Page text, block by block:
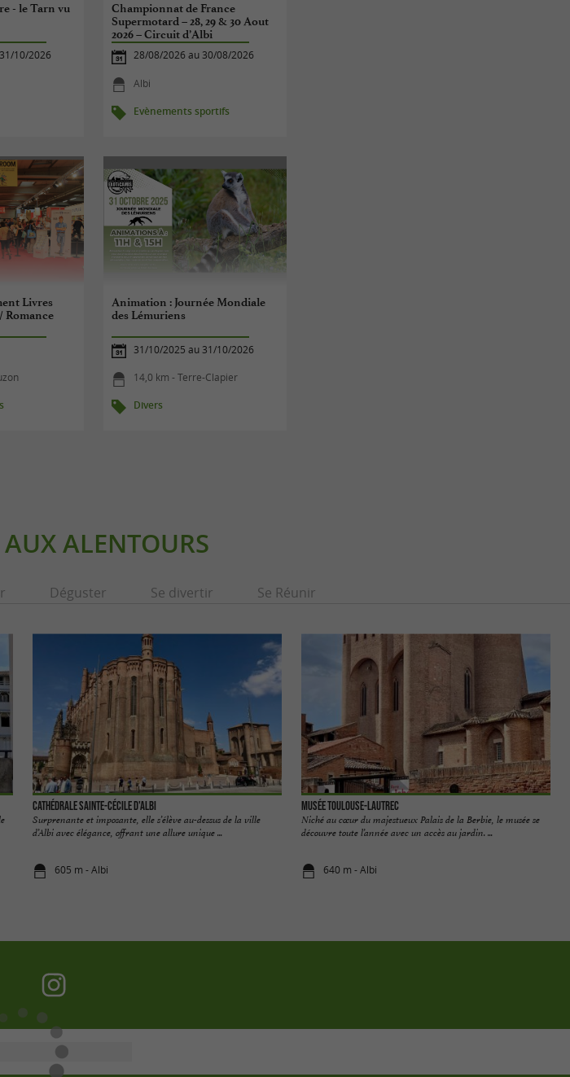
- le Tarn vu
10/2026
Championnat de France
Supermotard – 28, 29 & 30 Aout
2026 – Circuit d’Albi
28/08/2026 au 30/08/2026
Albi
Evènements sportifs
Livres
Romance
Animation : Journée Mondiale
des Lémuriens
31/10/2025 au 31/10/2026
14,0 km - Terre-Clapier
Divers
AUX ALENTOURS
Déguster Se divertir Se Réunir
Cathédrale Sainte-Cécile d'Albi
Surprenante et imposante, elle s’élève au-dessus de la ville
d’Albi avec élégance, offrant une allure unique ...
605 m - Albi
Musée Toulouse-Lautrec
Niché au cœur du majestueux Palais de la Berbie, le musée se
découvre toute l’année avec un accès au jardin. ...
640 m - Albi